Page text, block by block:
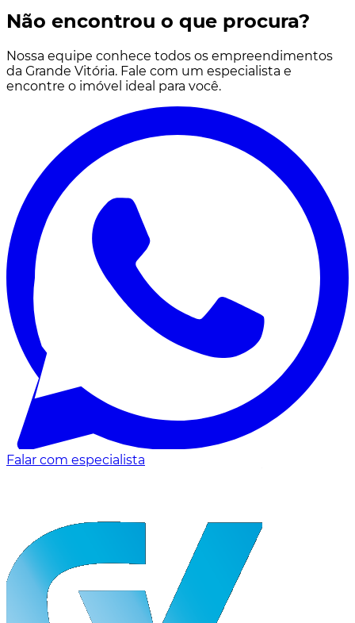
Não encontrou o que procura?
Nossa equipe conhece todos os empreendimentos
da Grande Vitória. Fale com um especialista e
encontre o imóvel ideal para você.
Falar com especialista